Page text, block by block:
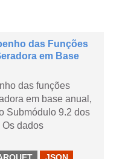
das Funções
em Base
das funções
em base anual,
Submódulo 9.2 dos
Os dados